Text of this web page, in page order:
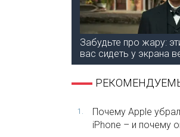
Забудьте про жару:
вас сидеть у экрана
1.
Почему Apple
iPhone – и почему